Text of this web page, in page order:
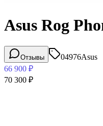
Asus Rog
Отзывы 04976Asus
66 900 ₽
70 300 ₽